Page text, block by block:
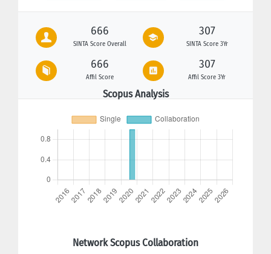
666
SINTA Score Overall
307
SINTA Score 3Yr
666
Affil Score
307
Affil Score 3Yr
Scopus Analysis
Network Scopus Collaboration